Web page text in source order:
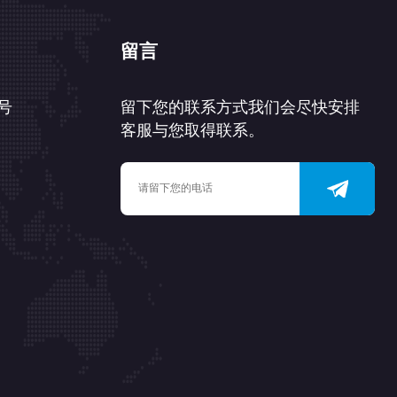
留言
留下您的联系方式我们会尽快安排
客服与您取得联系。